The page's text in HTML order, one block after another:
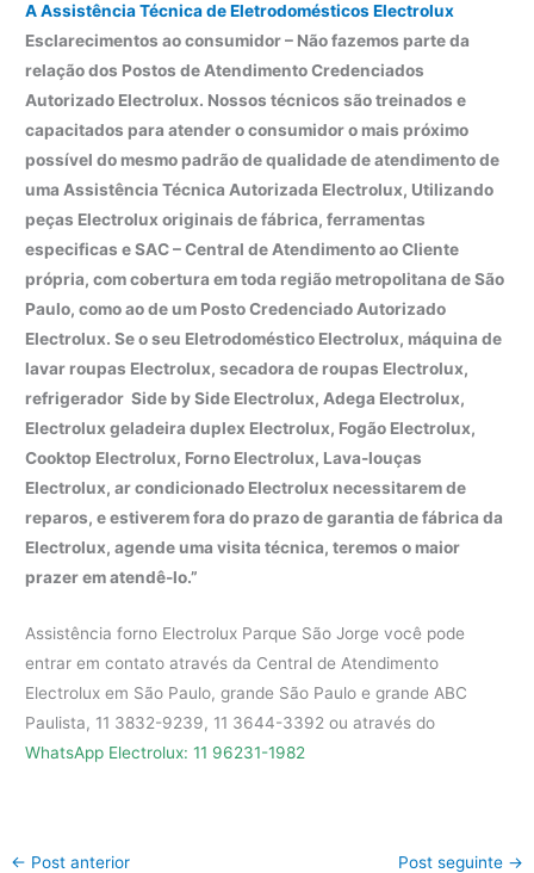
A Assistência Técnica de Eletrodomésticos Electrolux
Esclarecimentos ao consumidor – Não fazemos parte da
relação dos Postos de Atendimento Credenciados
Autorizado Electrolux. Nossos técnicos são treinados e
capacitados para atender o consumidor o mais próximo
possível do mesmo padrão de qualidade de atendimento de
uma Assistência Técnica Autorizada Electrolux, Utilizando
peças Electrolux originais de fábrica, ferramentas
especificas e SAC – Central de Atendimento ao Cliente
própria, com cobertura em toda região metropolitana de São
Paulo, como ao de um Posto Credenciado Autorizado
Electrolux. Se o seu Eletrodoméstico Electrolux, máquina de
lavar roupas Electrolux, secadora de roupas Electrolux,
refrigerador Side by Side Electrolux, Adega Electrolux,
Electrolux geladeira duplex Electrolux, Fogão Electrolux,
Cooktop Electrolux, Forno Electrolux, Lava-louças
Electrolux, ar condicionado Electrolux necessitarem de
reparos, e estiverem fora do prazo de garantia de fábrica da
Electrolux, agende uma visita técnica, teremos o maior
prazer em atendê-lo.”
Assistência forno Electrolux Parque São Jorge você pode
entrar em contato através da Central de Atendimento
Electrolux em São Paulo, grande São Paulo e grande ABC
Paulista, 11 3832-9239, 11 3644-3392 ou através do
WhatsApp Electrolux: 11 96231-1982
← Post anterior Post seguinte →